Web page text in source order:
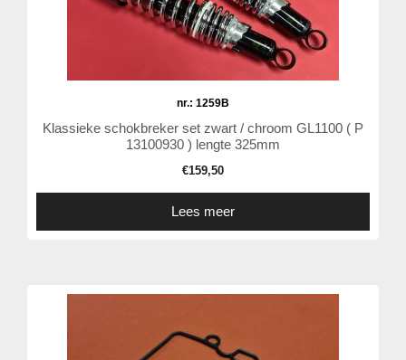
nr.: 1259B
Klassieke schokbreker set zwart / chroom GL1100 ( P
13100930 ) lengte 325mm
€159,50
Lees meer